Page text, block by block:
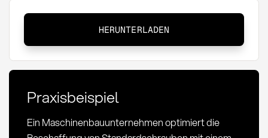
Quantity
(EOQ):
und
Berechnung
im
HERUNTERLADEN
Praxisbeispiel
Ein Maschinenbauunternehmen optimiert die